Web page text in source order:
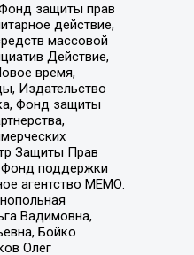
защиты прав
действие,
массовой
Действие,
время,
Издательство
Фонд защиты
Защиты Прав
Фонд поддержки
агентство МЕМО.
Вадимовна,
Бойко
Олег